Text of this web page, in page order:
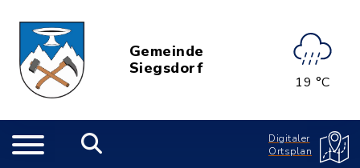
Gemeinde
Siegsdorf
19 °C
Digitaler
Ortsplan